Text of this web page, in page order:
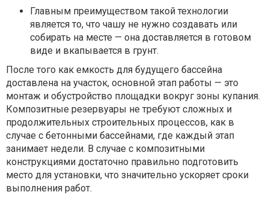
Главным преимуществом такой технологии
является то, что чашу не нужно создавать или
собирать на месте — она доставляется в готовом
виде и вкапывается в грунт.
После того как емкость для будущего бассейна
доставлена на участок, основной этап работы — это
монтаж и обустройство площадки вокруг зоны купания.
Композитные резервуары не требуют сложных и
продолжительных строительных процессов, как в
случае с бетонными бассейнами, где каждый этап
занимает недели. В случае с композитными
конструкциями достаточно правильно подготовить
место для установки, что значительно ускоряет сроки
выполнения работ.